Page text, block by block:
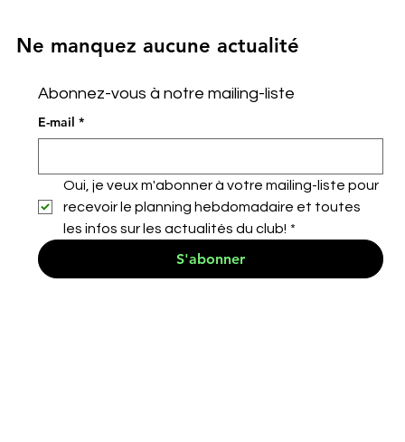
Abonnez-vous à notre mailing-liste
E-mail *
Oui, je veux m'abonner à votre mailing-liste pour
recevoir le planning hebdomadaire et toutes
les infos sur les actualités du club! *
S'abonner
Ne manquez aucune actualité